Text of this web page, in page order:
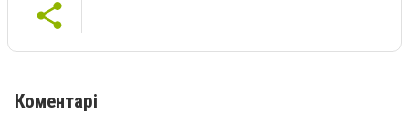
Коментарі